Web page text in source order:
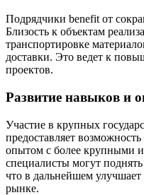
Подрядчики benefit от
Близость к объектам
транспортировке
доставки. Это ведет к
проектов.
Развитие навыков и
Участие в крупных
предоставляет
опытом с более крупными
специалисты могут
что в дальнейшем улучшает
рынке.